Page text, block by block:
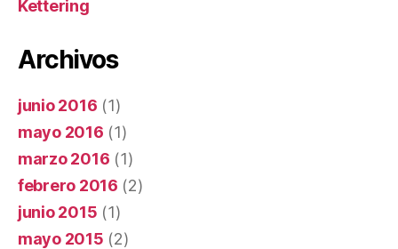
Kettering
Archivos
junio 2016 (1)
mayo 2016 (1)
marzo 2016 (1)
febrero 2016 (2)
junio 2015 (1)
mayo 2015 (2)